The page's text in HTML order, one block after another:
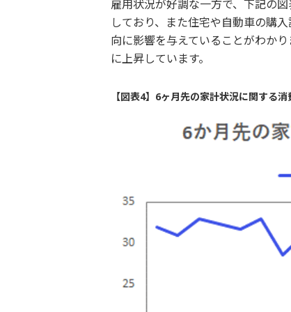
雇用状況が好調な一方で、下記の
しており、また住宅や自動車の購
向に影響を与えていることがわか
に上昇しています。
【図表4】6ヶ月先の家計状況に関する